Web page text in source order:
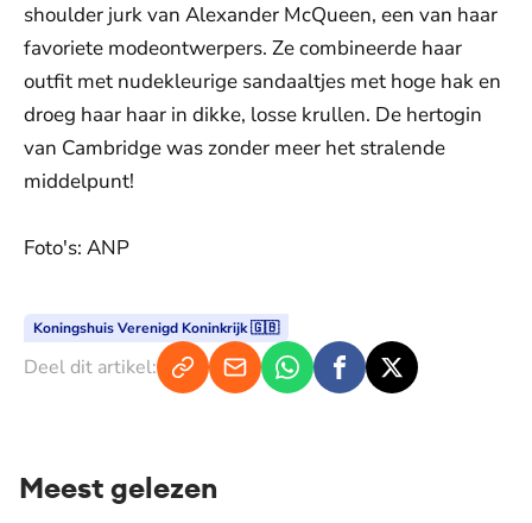
shoulder jurk van Alexander McQueen, een van haar
favoriete modeontwerpers. Ze combineerde haar
outfit met nudekleurige sandaaltjes met hoge hak en
droeg haar haar in dikke, losse krullen. De hertogin
van Cambridge was zonder meer het stralende
middelpunt!
Foto's: ANP
Koningshuis Verenigd Koninkrijk 🇬🇧
Deel dit artikel:
Meest gelezen